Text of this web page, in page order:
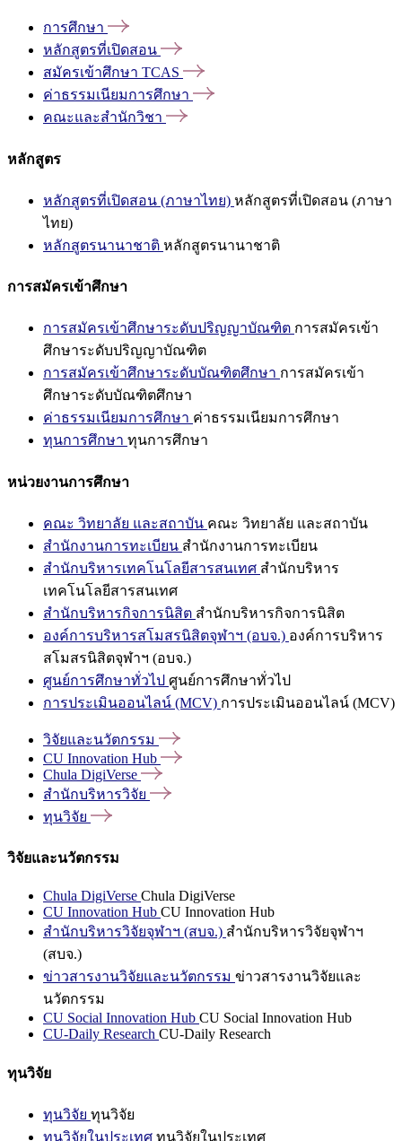
การศึกษา
หลักสูตรที่เปิดสอน
สมัครเข้าศึกษา TCAS
ค่าธรรมเนียมการศึกษา
คณะและสำนักวิชา
หลักสูตร
หลักสูตรที่เปิดสอน (ภาษาไทย) หลักสูตรที่เปิดสอน (ภาษา
ไทย)
หลักสูตรนานาชาติ หลักสูตรนานาชาติ
การสมัครเข้าศึกษา
การสมัครเข้าศึกษาระดับปริญญาบัณฑิต การสมัครเข้า
ศึกษาระดับปริญญาบัณฑิต
การสมัครเข้าศึกษาระดับบัณฑิตศึกษา การสมัครเข้า
ศึกษาระดับบัณฑิตศึกษา
ค่าธรรมเนียมการศึกษา ค่าธรรมเนียมการศึกษา
ทุนการศึกษา ทุนการศึกษา
หน่วยงานการศึกษา
คณะ วิทยาลัย และสถาบัน คณะ วิทยาลัย และสถาบัน
สำนักงานการทะเบียน สำนักงานการทะเบียน
สำนักบริหารเทคโนโลยีสารสนเทศ สำนักบริหาร
เทคโนโลยีสารสนเทศ
สำนักบริหารกิจการนิสิต สำนักบริหารกิจการนิสิต
องค์การบริหารสโมสรนิสิตจุฬาฯ (อบจ.) องค์การบริหาร
สโมสรนิสิตจุฬาฯ (อบจ.)
ศูนย์การศึกษาทั่วไป ศูนย์การศึกษาทั่วไป
การประเมินออนไลน์ (MCV) การประเมินออนไลน์ (MCV)
วิจัยและนวัตกรรม
CU Innovation Hub
Chula DigiVerse
สำนักบริหารวิจัย
ทุนวิจัย
วิจัยและนวัตกรรม
Chula DigiVerse Chula DigiVerse
CU Innovation Hub CU Innovation Hub
สำนักบริหารวิจัยจุฬาฯ (สบจ.) สำนักบริหารวิจัยจุฬาฯ
(สบจ.)
ข่าวสารงานวิจัยและนวัตกรรม ข่าวสารงานวิจัยและ
นวัตกรรม
CU Social Innovation Hub CU Social Innovation Hub
CU-Daily Research CU-Daily Research
ทุนวิจัย
ทุนวิจัย ทุนวิจัย
ทุนวิจัยในประเทศ ทุนวิจัยในประเทศ